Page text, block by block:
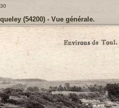
(54200) - Vue générale.